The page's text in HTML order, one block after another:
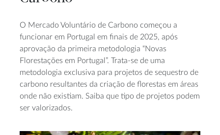
O Mercado Voluntário de Carbono começou a
funcionar em Portugal em finais de 2025, após
aprovação da primeira metodologia “Novas
Florestações em Portugal”. Trata-se de uma
metodologia exclusiva para projetos de sequestro de
carbono resultantes da criação de florestas em áreas
onde não existiam. Saiba que tipo de projetos podem
ser valorizados.